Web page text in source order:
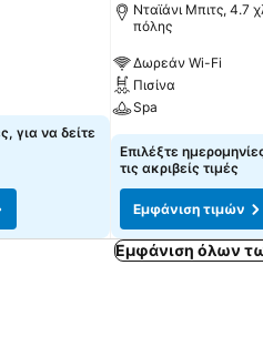
για να δείτε
Νταϊάνι Μπιτς, 4.7
πόλης
Δωρεάν Wi-Fi
Πισίνα
Spa
Επιλέξτε
τις ακριβείς τιμές
Εμφάνιση τιμών
Εμφάνιση όλων